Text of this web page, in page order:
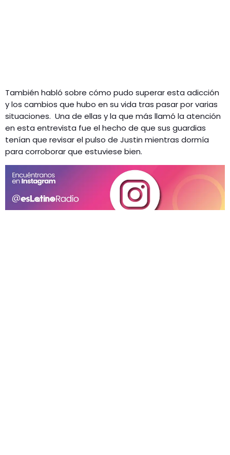
También habló sobre cómo pudo superar esta adicción
y los cambios que hubo en su vida tras pasar por varias
situaciones. Una de ellas y la que más llamó la atención
en esta entrevista fue el hecho de que sus guardias
tenían que revisar el pulso de Justin mientras dormía
para corroborar que estuviese bien.